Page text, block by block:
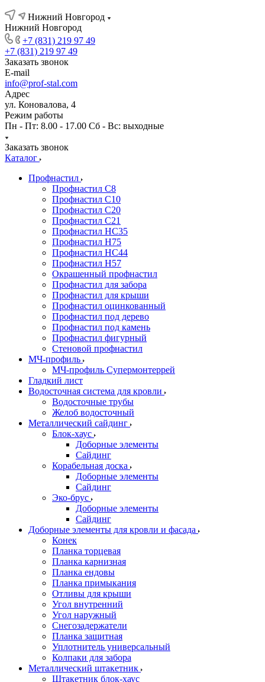
Нижний Новгород
Нижний Новгород
+7 (831) 219 97 49
+7 (831) 219 97 49
Заказать звонок
E-mail
info@prof-stal.com
Адрес
ул. Коновалова, 4
Режим работы
Пн - Пт: 8.00 - 17.00 Сб - Вс: выходные
Заказать звонок
Каталог
Профнастил
Профнастил С8
Профнастил С10
Профнастил С20
Профнастил С21
Профнастил НС35
Профнастил Н75
Профнастил HC44
Профнастил Н57
Окрашенный профнастил
Профнастил для забора
Профнастил для крыши
Профнастил оцинкованный
Профнастил под дерево
Профнастил под камень
Профнастил фигурный
Стеновой профнастил
МЧ-профиль
МЧ-профиль Супермонтеррей
Гладкий лист
Водосточная система для кровли
Водосточные трубы
Желоб водосточный
Металлический сайдинг
Блок-хаус
Доборные элементы
Сайдинг
Корабельная доска
Доборные элементы
Сайдинг
Эко-брус
Доборные элементы
Сайдинг
Доборные элементы для кровли и фасада
Конек
Планка торцевая
Планка карнизная
Планка ендовы
Планка примыкания
Отливы для крыши
Угол внутренний
Угол наружный
Снегозадержатели
Планка защитная
Уплотнитель универсальный
Колпаки для забора
Металлический штакетник
Штакетник блок-хаус